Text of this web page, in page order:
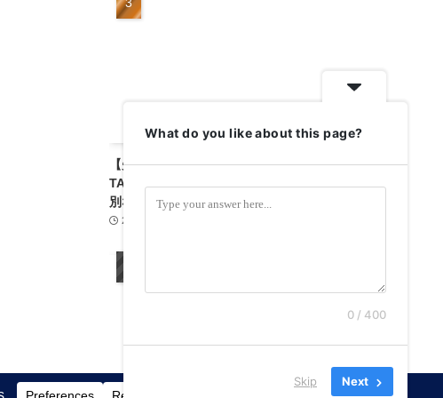
【失敗しない贅沢旅】一棟貸しコテージ予約は
TABILMOで決まり！家族も仲間も笑顔になる特
別な休日
2026-07-25
What do you like about this page?
0 / 400
Skip Next